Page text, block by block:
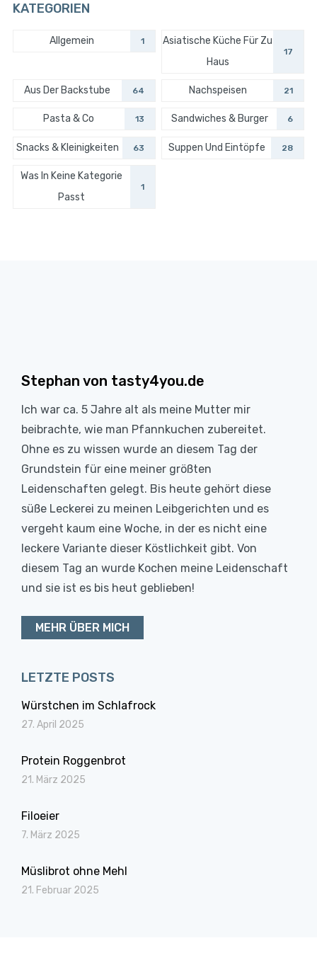
KATEGORIEN
Allgemein 1
Asiatische Küche Für Zu
Haus
17
Aus Der Backstube 64 Nachspeisen 21
Pasta & Co 13 Sandwiches & Burger 6
Snacks & Kleinigkeiten 63 Suppen Und Eintöpfe 28
Was In Keine Kategorie
Passt
1
Stephan von tasty4you.de
Ich war ca. 5 Jahre alt als meine Mutter mir
beibrachte, wie man Pfannkuchen zubereitet.
Ohne es zu wissen wurde an diesem Tag der
Grundstein für eine meiner größten
Leidenschaften gelegt. Bis heute gehört diese
süße Leckerei zu meinen Leibgerichten und es
vergeht kaum eine Woche, in der es nicht eine
leckere Variante dieser Köstlichkeit gibt. Von
diesem Tag an wurde Kochen meine Leidenschaft
und sie ist es bis heut geblieben!
MEHR ÜBER MICH
LETZTE POSTS
Würstchen im Schlafrock
27. April 2025
Protein Roggenbrot
21. März 2025
Filoeier
7. März 2025
Müslibrot ohne Mehl
21. Februar 2025